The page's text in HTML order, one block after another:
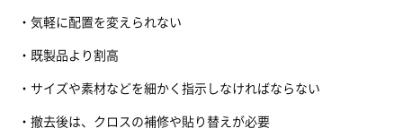
・気軽に配置を変えられない
・既製品より割高
・サイズや素材などを細かく指示しなければならない
・撤去後は、クロスの補修や貼り替えが必要